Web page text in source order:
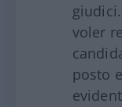
voler
posto